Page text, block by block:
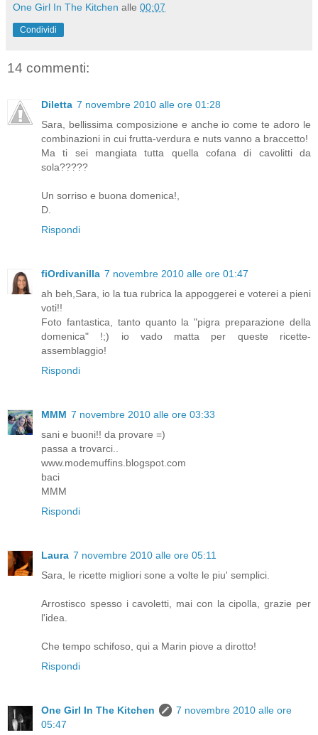
One Girl In The Kitchen alle 00:07
Condividi
14 commenti:
Diletta 7 novembre 2010 alle ore 01:28
Sara, bellissima composizione e anche io come te adoro le
combinazioni in cui frutta-verdura e nuts vanno a braccetto!
Ma ti sei mangiata tutta quella cofana di cavolitti da
sola?????
Un sorriso e buona domenica!,
D.
Rispondi
fiOrdivanilla 7 novembre 2010 alle ore 01:47
ah beh,Sara, io la tua rubrica la appoggerei e voterei a pieni
voti!!
Foto fantastica, tanto quanto la "pigra preparazione della
domenica" !;) io vado matta per queste ricette-
assemblaggio!
Rispondi
MMM 7 novembre 2010 alle ore 03:33
sani e buoni!! da provare =)
passa a trovarci..
www.modemuffins.blogspot.com
baci
MMM
Rispondi
Laura 7 novembre 2010 alle ore 05:11
Sara, le ricette migliori sone a volte le piu' semplici.
Arrostisco spesso i cavoletti, mai con la cipolla, grazie per
l'idea.
Che tempo schifoso, qui a Marin piove a dirotto!
Rispondi
One Girl In The Kitchen
7 novembre 2010 alle ore
05:47